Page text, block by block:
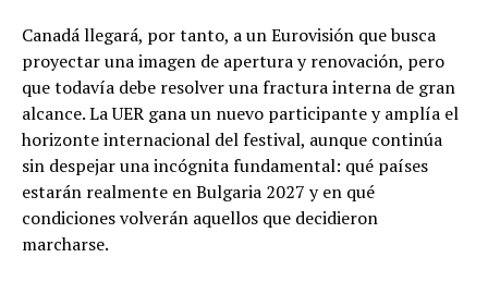
Canadá llegará, por tanto, a un Eurovisión que busca
proyectar una imagen de apertura y renovación, pero
que todavía debe resolver una fractura interna de gran
alcance. La UER gana un nuevo participante y amplía el
horizonte internacional del festival, aunque continúa
sin despejar una incógnita fundamental: qué países
estarán realmente en Bulgaria 2027 y en qué
condiciones volverán aquellos que decidieron
marcharse.